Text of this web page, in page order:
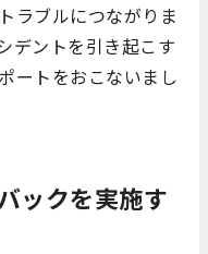
ラブルにつながりま
デントを引き起こす
ートをおこないまし
ックを実施す